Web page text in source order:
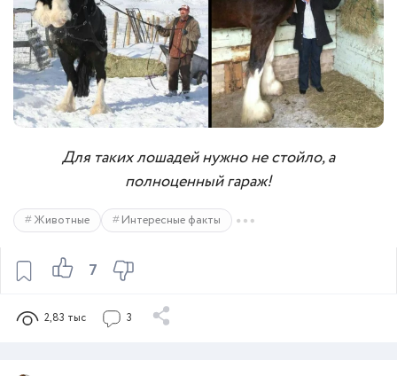
7
Для таких лошадей нужно не стойло, а
полноценный гараж!
Животные Интересные факты
2,83 тыс 3